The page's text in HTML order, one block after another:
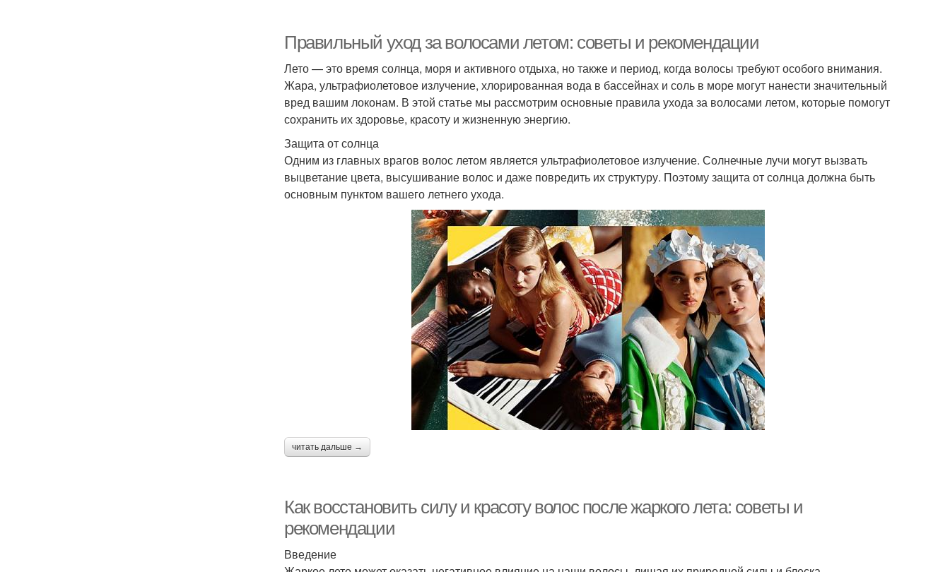
Правильный уход за волосами летом: советы и рекомендации
Лето — это время солнца, моря и активного отдыха, но также и период, когда волосы требуют особого внимания.
Жара, ультрафиолетовое излучение, хлорированная вода в бассейнах и соль в море могут нанести значительный
вред вашим локонам. В этой статье мы рассмотрим основные правила ухода за волосами летом, которые помогут
сохранить их здоровье, красоту и жизненную энергию.
Защита от солнца
Одним из главных врагов волос летом является ультрафиолетовое излучение. Солнечные лучи могут вызвать
выцветание цвета, высушивание волос и даже повредить их структуру. Поэтому защита от солнца должна быть
основным пунктом вашего летнего ухода.
читать дальше →
Как восстановить силу и красоту волос после жаркого лета: советы и
рекомендации
Введение